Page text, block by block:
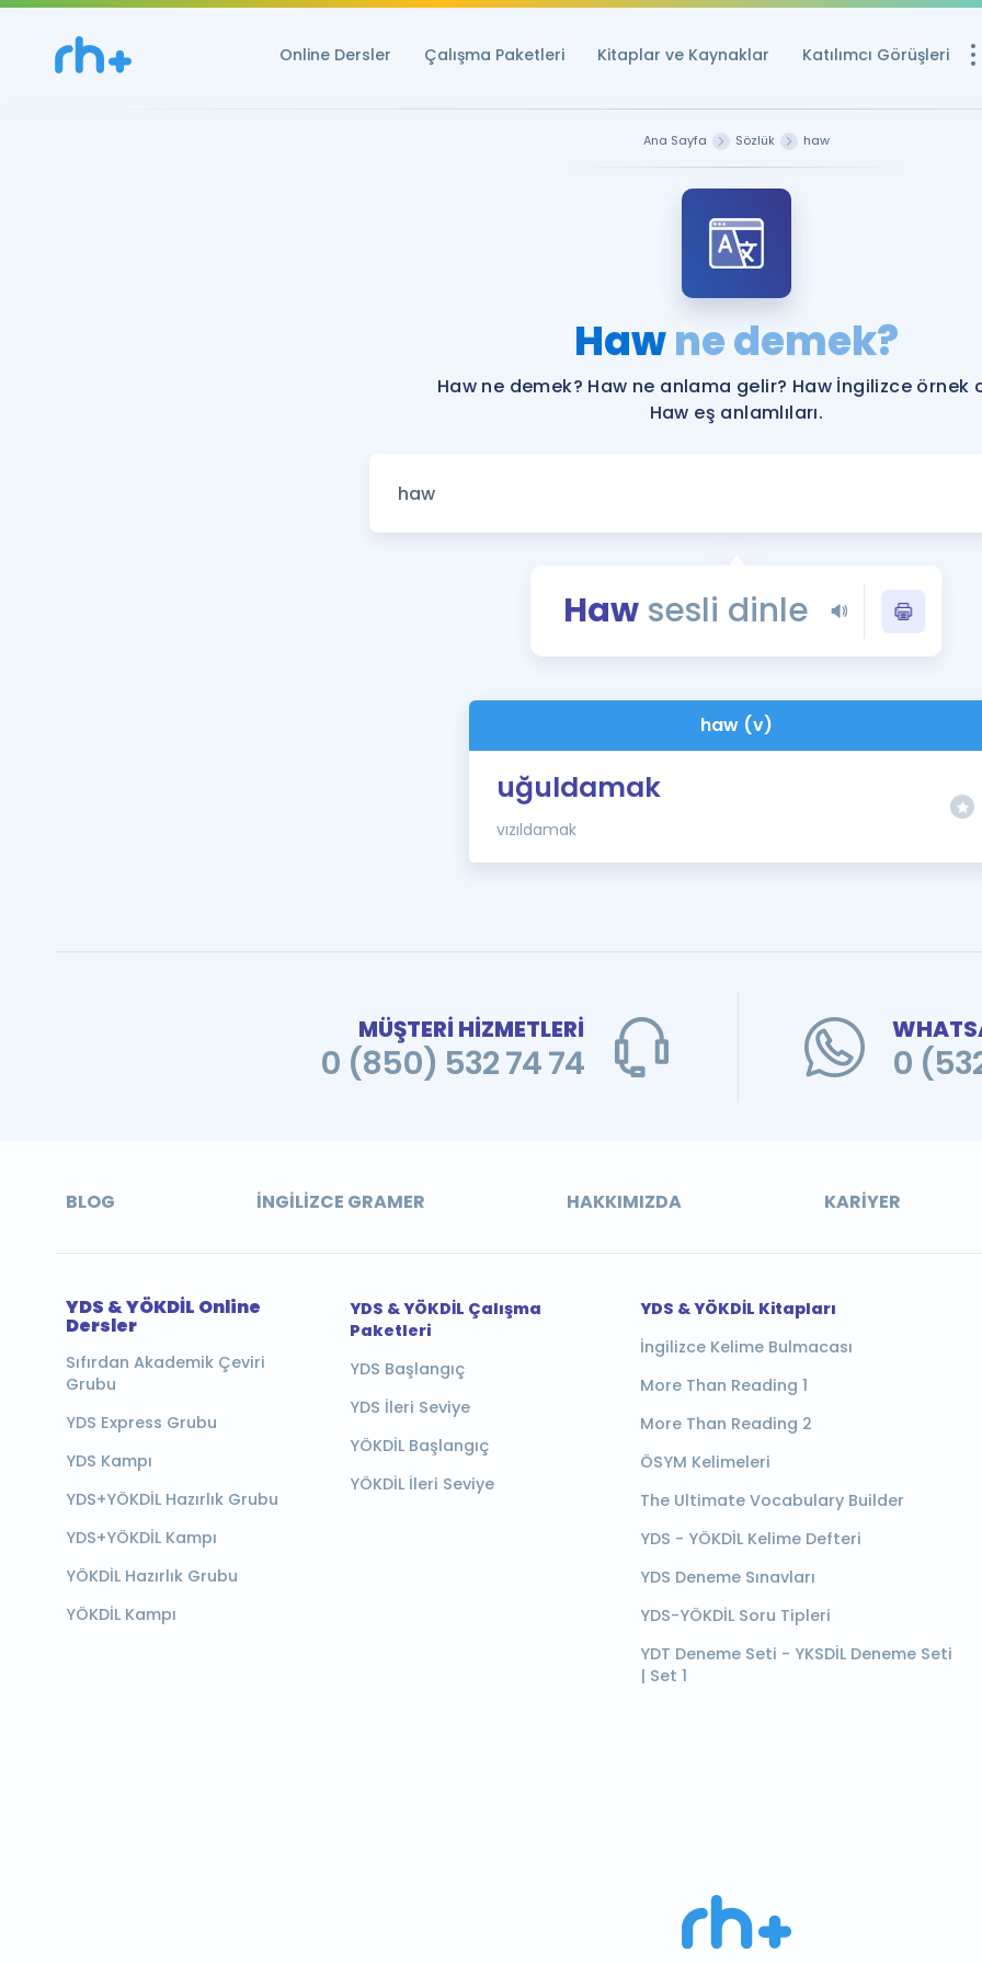
Online Dersler Çalışma Paketleri Kitaplar ve Kaynaklar Katılımcı Görüşleri
YDS ve YÖKDİL
YDS ve YÖKDİL'e
Tüm ÖSYM
Blog
YDS - YÖKDİL
İngilizce Gramer
Ana Sayfa Sözlük haw
Hawne demek?
Haw ne demek? Haw ne anlama gelir? Haw İngilizce örnek
Haw eş anlamlıları.
Haw sesli dinle
haw (v)
uğuldamak
vızıldamak
MÜŞTERİ HİZMETLERİ
0 (850) 532 74 74 0
BLOG İNGILIZCE GRAMER HAKKIMIZDA KARIYER
YDS & YÖKDİL Online
Dersler
Sıfırdan Akademik Çeviri
Grubu
YDS Express Grubu
YDS Kampı
YDS+YÖKDİL Hazırlık Grubu
YDS+YÖKDİL Kampı
YÖKDİL Hazırlık Grubu
YÖKDİL Kampı
YDS & YÖKDİL Çalışma
Paketleri
YDS Başlangıç
YDS İleri Seviye
YÖKDİL Başlangıç
YÖKDİL İleri Seviye
YDS & YÖKDİL Kitapları
İngilizce Kelime Bulmacası
More Than Reading 1
More Than Reading 2
ÖSYM Kelimeleri
The Ultimate Vocabulary Builder
YDS - YÖKDİL Kelime Defteri
YDS Deneme Sınavları
YDS-YÖKDİL Soru Tipleri
YDT Deneme Seti - YKSDİL Deneme Seti
| Set 1